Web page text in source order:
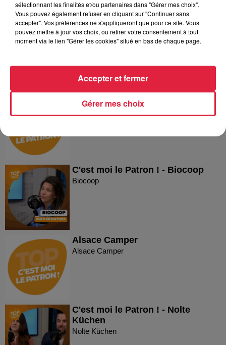
Reproland
Reproland
Plakar
C'est moi le Patron ! - Biocoop
Biocoop
Alsace Camper
Alsace Camper
C'est moi le Patron ! - Nolte
Küchen
Nolte Küchen
sélectionnant les finalités et/ou partenaires dans "Gérer mes choix".
Vous pouvez également refuser en cliquant sur "Continuer sans
accepter". Vos préférences ne s'appliqueront que pour ce site. Vous
pouvez mettre à jour vos choix, ou retirer votre consentement à tout
moment via le lien "Gérer les cookies" situé en bas de chaque page.
Gérer mes choix
Accepter et fermer